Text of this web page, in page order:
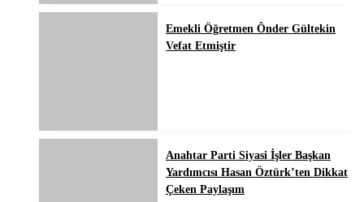
Emekli Öğretmen Ônder Gültekin
Vefat Etmiştir
Anahtar Parti Siyasi İşler Başkan
Yardımcısı Hasan Öztürk’ten Dikkat
Çeken Paylaşım